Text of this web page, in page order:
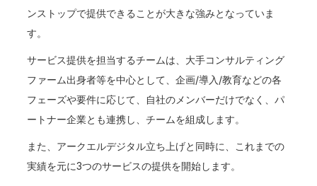
ンストップで提供できることが大きな強みとなっていま
す。
サービス提供を担当するチームは、大手コンサルティング
ファーム出身者等を中心として、企画/導入/教育などの各
フェーズや要件に応じて、自社のメンバーだけでなく、パ
ートナー企業とも連携し、チームを組成します。
また、アークエルデジタル立ち上げと同時に、これまでの
実績を元に3つのサービスの提供を開始します。